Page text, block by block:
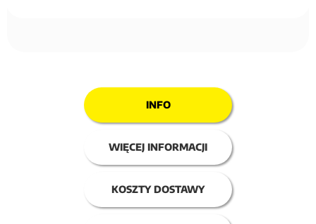
INFO
WIĘCEJ INFORMACJI
KOSZTY DOSTAWY